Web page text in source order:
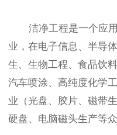
洁净工程是一个应用
业，在电子信息、半导
生、生物工程、食品饮
汽车喷涂、高纯度化学
业（光盘、胶片、磁带
硬盘、电脑磁头生产等